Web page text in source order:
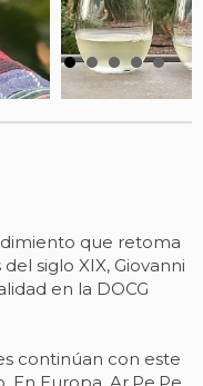
que retoma
siglo XIX, Giovanni
en la DOCG
continúan con este